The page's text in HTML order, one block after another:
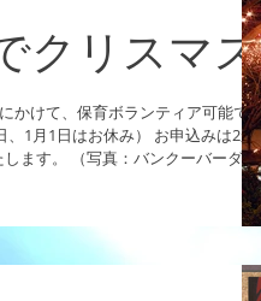
クリスマス
かけて、保育ボランティア可能で
、1月1日はお休み） お申込みは2か
ます。 （写真：バンクーバーダウ